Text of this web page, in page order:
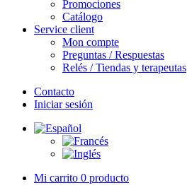
Promociones
Catálogo
Service client
Mon compte
Preguntas / Respuestas
Relés / Tiendas y terapeutas
Contacto
Iniciar sesión
Mi carrito 0 producto